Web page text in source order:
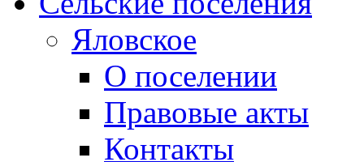
Яловское
О поселении
Правовые акты
Контакты